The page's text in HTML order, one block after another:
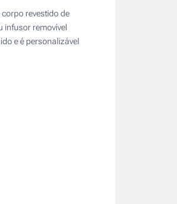
revestido de
infusor removível
e é personalizável